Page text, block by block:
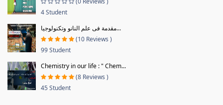
4 Student
مقدمة فى علم النانو وتكنولوجيا...
(10 Reviews )
99 Student
Chemistry in our life : " Chem...
(8 Reviews )
45 Student